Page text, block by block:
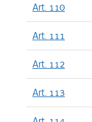
Art. 110
Art. 111
Art. 112
Art. 113